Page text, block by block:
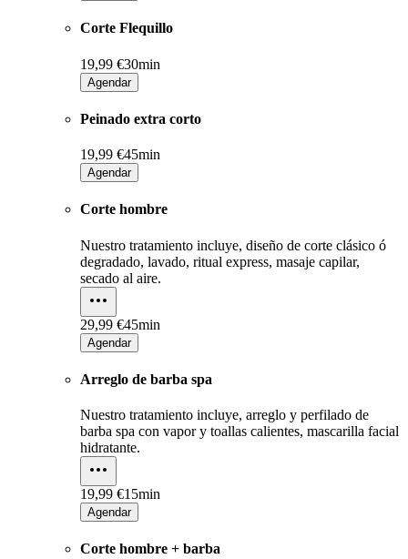
Corte Flequillo
19,99 €30min
Agendar
Peinado extra corto
19,99 €45min
Agendar
Corte hombre
Nuestro tratamiento incluye, diseño de corte clásico ó
degradado, lavado, ritual express, masaje capilar,
secado al aire.
29,99 €45min
Agendar
Arreglo de barba spa
Nuestro tratamiento incluye, arreglo y perfilado de
barba spa con vapor y toallas calientes, mascarilla facial
hidratante.
19,99 €15min
Agendar
Corte hombre + barba